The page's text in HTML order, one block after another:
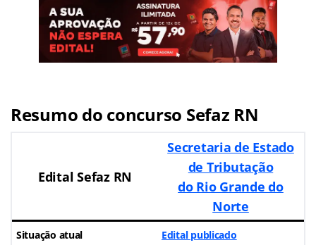
Resumo do concurso Sefaz RN
EditalSefaz RN
Secretaria de Estado
de Tributação
do Rio Grande do
Norte
Situação atual Edital publicado